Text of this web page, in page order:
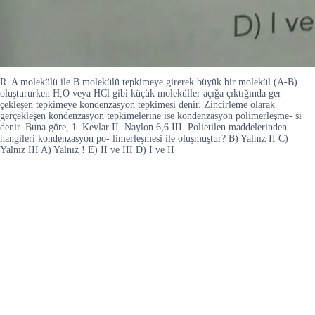
R. A molekülü ile B molekülü tepkimeye girerek büyük bir molekül (A-B)
oluştururken H,O veya HCl gibi küçük moleküller açığa çıktığında ger-
çekleşen tepkimeye kondenzasyon tepkimesi denir. Zincirleme olarak
gerçekleşen kondenzasyon tepkimelerine ise kondenzasyon polimerleşme- si
denir. Buna göre, 1. Kevlar II. Naylon 6,6 III. Polietilen maddelerinden
hangileri kondenzasyon po- limerleşmesi ile oluşmuştur? B) Yalnız II C)
Yalnız III A) Yalnız ! E) II ve III D) I ve II